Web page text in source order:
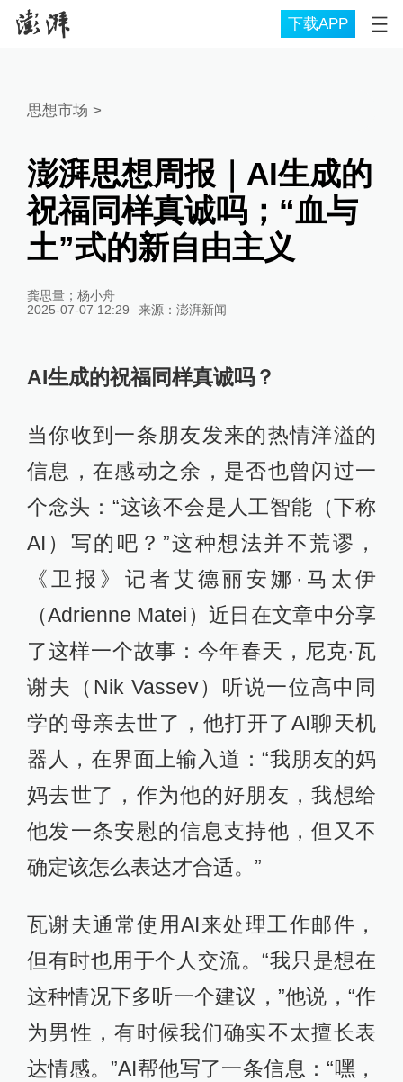
下载APP
思想市场 >
澎湃思想周报｜AI生成的
祝福同样真诚吗；“血与
土”式的新自由主义
龚思量；杨小舟
2025-07-07 12:29
来源： 澎湃新闻
AI生成的祝福同样真诚吗？
当你收到一条朋友发来的热情洋溢的
信息，在感动之余，是否也曾闪过一
个念头：“这该不会是人工智能（下称
AI）写的吧？”这种想法并不荒谬，
《卫报》记者艾德丽安娜·马太伊
（Adrienne Matei）近日在文章中分享
了这样一个故事：今年春天，尼克·瓦
谢夫（Nik Vassev）听说一位高中同
学的母亲去世了，他打开了AI聊天机
器人，在界面上输入道：“我朋友的妈
妈去世了，作为他的好朋友，我想给
他发一条安慰的信息支持他，但又不
确定该怎么表达才合适。”
瓦谢夫通常使用AI来处理工作邮件，
但有时也用于个人交流。“我只是想在
这种情况下多听一个建议，”他说，“作
为男性，有时候我们确实不太擅长表
达情感。”AI帮他写了一条信息：“嘿，